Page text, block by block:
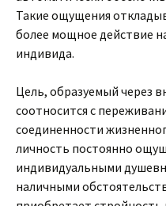
Такие ощущения
более мощное действие
индивида.
Цель, образуемый через
соотносится с
соединенности
личность постоянно
индивидуальными
наличными